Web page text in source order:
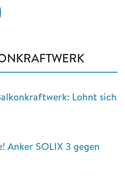
Lohnt sich
Anker SOLIX 3 gegen